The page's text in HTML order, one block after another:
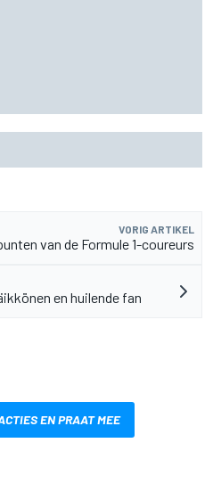
VORIG ARTIKEL
van de Formule 1-coureurs
en huilende fan
EN PRAAT MEE